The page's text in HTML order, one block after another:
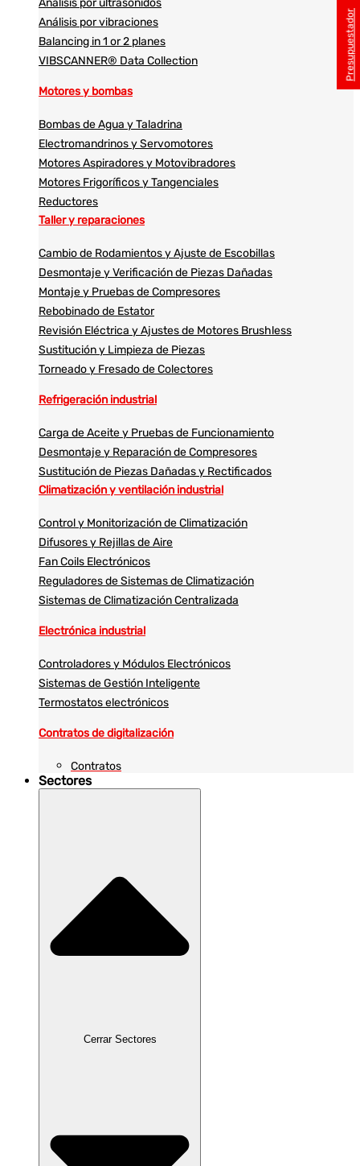
Análisis por ultrasonidos​​
Análisis por vibraciones
Balancing in 1 or 2 planes
VIBSCANNER® Data Collection
Motores y bombas
Bombas de Agua y Taladrina
Electromandrinos y Servomotores
Motores Aspiradores y Motovibradores
Motores Frigoríficos y Tangenciales
Reductores
Taller y reparaciones
Cambio de Rodamientos y Ajuste de Escobillas
Desmontaje y Verificación de Piezas Dañadas
Montaje y Pruebas de Compresores
Rebobinado de Estator
Revisión Eléctrica y Ajustes de Motores Brushless
Sustitución y Limpieza de Piezas
Torneado y Fresado de Colectores
Refrigeración industrial
Carga de Aceite y Pruebas de Funcionamiento
Desmontaje y Reparación de Compresores
Sustitución de Piezas Dañadas y Rectificados
Climatización y ventilación industrial
Control y Monitorización de Climatización
Difusores y Rejillas de Aire
Fan Coils Electrónicos
Reguladores de Sistemas de Climatización
Sistemas de Climatización Centralizada
Electrónica industrial
Controladores y Módulos Electrónicos
Sistemas de Gestión Inteligente
Termostatos electrónicos
Contratos de digitalización
Contratos
Sectores
Cerrar Sectores
Presupuestador